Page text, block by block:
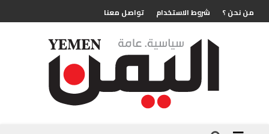
من نحن ؟ شروط الاستخدام تواصل معنا